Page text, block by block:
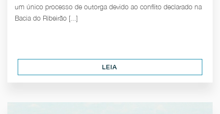
um único processo de outorga devido ao conflito declarado na
Bacia do Ribeirão [...]
LEIA